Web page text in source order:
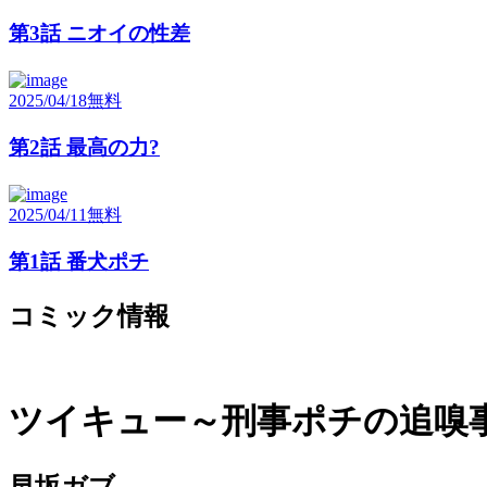
第3話 ニオイの性差
2025/04/18無料
第2話 最高の力?
2025/04/11無料
第1話 番犬ポチ
コミック情報
ツイキュー～刑事ポチの追嗅